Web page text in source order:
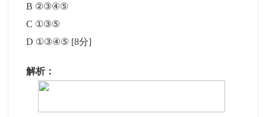
B ②③④⑤
C ①③⑤
D ①③④⑤ [8分]
解析：